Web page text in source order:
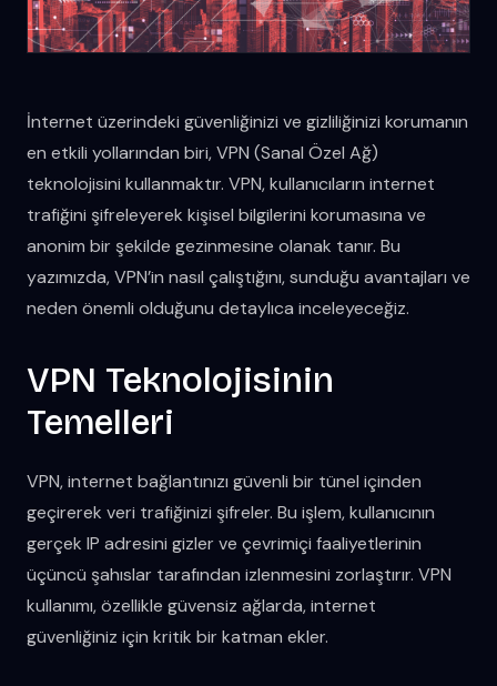
İnternet üzerindeki güvenliğinizi ve gizliliğinizi korumanın
en etkili yollarından biri, VPN (Sanal Özel Ağ)
teknolojisini kullanmaktır. VPN, kullanıcıların internet
trafiğini şifreleyerek kişisel bilgilerini korumasına ve
anonim bir şekilde gezinmesine olanak tanır. Bu
yazımızda, VPN’in nasıl çalıştığını, sunduğu avantajları ve
neden önemli olduğunu detaylıca inceleyeceğiz.
VPN Teknolojisinin
Temelleri
VPN, internet bağlantınızı güvenli bir tünel içinden
geçirerek veri trafiğinizi şifreler. Bu işlem, kullanıcının
gerçek IP adresini gizler ve çevrimiçi faaliyetlerinin
üçüncü şahıslar tarafından izlenmesini zorlaştırır. VPN
kullanımı, özellikle güvensiz ağlarda, internet
güvenliğiniz için kritik bir katman ekler.